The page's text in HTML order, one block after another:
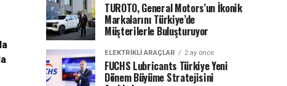
TUROTO, General Motors’un İkonik
Markalarını Türkiye’de
Müşterilerle Buluşturuyor
ELEKTRIKLI ARAÇLAR 2 ay önce
FUCHS Lubricants Türkiye Yeni
Dönem Büyüme Stratejisini